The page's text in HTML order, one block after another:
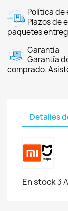
Política de
Plazos de
paquetes
Garantía
Garantía
comprado.
Detalles
En stock3